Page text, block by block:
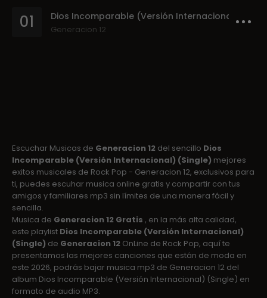
01 Dios Incomparable (Versión Internacional)
Generacion 12
Escuchar Musicas de Generacion 12 del sencillo Dios
Incomparable (Versión Internacional) (Single) mejores
exitos musicales de Rock Pop - Generacion 12, exclusivos para
ti, puedes escuhar musica online gratis y compartir con tus
amigos y familiares mp3 sin límites de una manera fácil y
sencilla.
Musica de Generacion 12 Gratis , en la más alta calidad,
este playlist Dios Incomparable (Versión Internacional)
(Single) de Generacion 12 OnLine de Rock Pop, aquí te
presentamos las mejores canciones que están de moda en
este 2026, podrás bajar musica mp3 de Generacion 12 del
album Dios Incomparable (Versión Internacional) (Single) en
formato de audio MP3.